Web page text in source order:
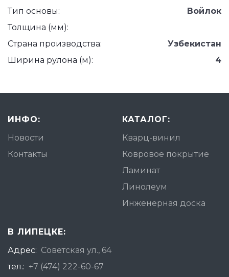
Тип основы:
Войлок
Толщина (мм):
Страна производства:
Узбекистан
Ширина рулона (м):
4
ИНФО:
Новости
Контакты
КАТАЛОГ:
Кварц-винил
Ковровое покрытие
Ламинат
Линолеум
Инженерная доска
В ЛИПЕЦКЕ:
Адрес: Советская ул., 64
тел.: +7 (474) 222-60-67